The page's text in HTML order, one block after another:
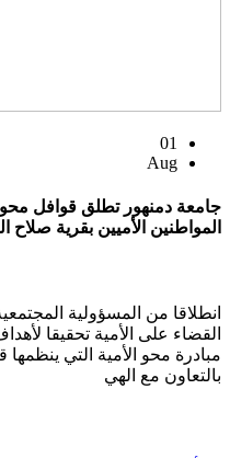
01
Aug
جامعة دمنهور تطلق قوافل محو
المواطنين الأميين بقرية صلاح
انطلاقا من المسؤولية
القضاء على الأمية تحقيقا
مبادرة محو الأمية التي ينظمها
بالتعاون مع الهي